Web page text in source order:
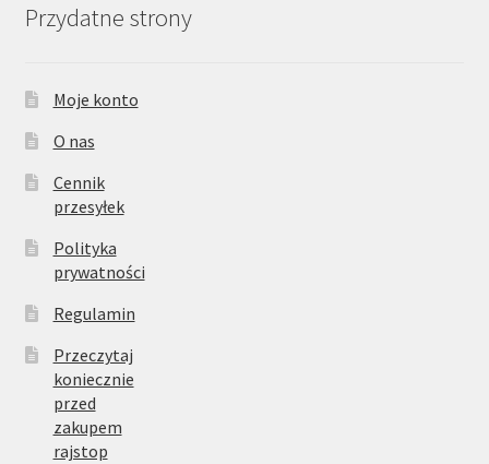
Przydatne strony
Moje konto
O nas
Cennik
przesyłek
Polityka
prywatności
Regulamin
Przeczytaj
koniecznie
przed
zakupem
rajstop